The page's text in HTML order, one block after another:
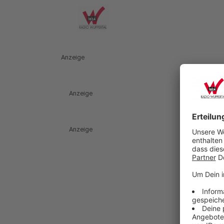
Anzeige
Anzeige
Anzeige